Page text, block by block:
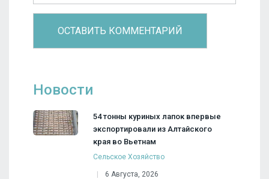
Новости
54 тонны куриных лапок впервые
экспортировали из Алтайского
края во Вьетнам
Сельское Хозяйство
6 Августа, 2026